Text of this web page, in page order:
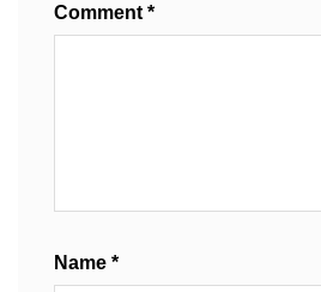
Comment *
Name *